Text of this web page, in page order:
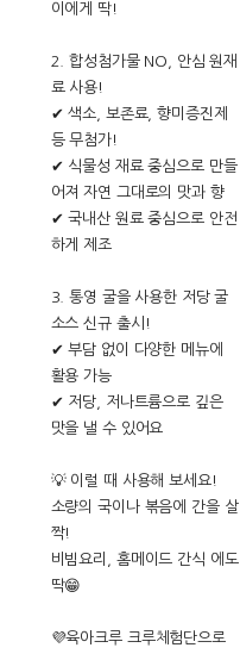
이에게 딱!
2. 합성첨가물 NO, 안심 원재
료 사용!
✔ 색소, 보존료, 향미증진제
등 무첨가!
✔ 식물성 재료 중심으로 만들
어져 자연 그대로의 맛과 향
✔ 국내산 원료 중심으로 안전
하게 제조
3. 통영 굴을 사용한 저당 굴
소스 신규 출시!
✔ 부담 없이 다양한 메뉴에
활용 가능
✔ 저당, 저나트륨으로 깊은
맛을 낼 수 있어요
💡 이럴 때 사용해 보세요!
소량의 국이나 볶음에 간을 살
짝!
비빔요리, 홈메이드 간식 에도
딱😁
💜육아크루 크루체험단으로